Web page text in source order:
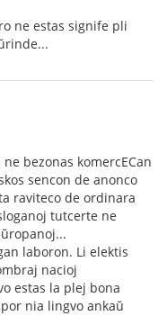
ne estas signife pli
bezonas komercECan
sencon de anonco
raviteco de ordinara
tutcerte ne
laboron. Li elektis
nacioj
estas la plej bona
nia lingvo ankaŭ